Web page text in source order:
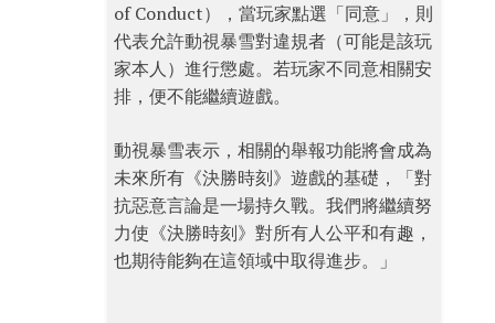
of Conduct），當玩家點選「同意」，則
代表允許動視暴雪對違規者（可能是該玩
家本人）進行懲處。若玩家不同意相關安
排，便不能繼續遊戲。
動視暴雪表示，相關的舉報功能將會成為
未來所有《決勝時刻》遊戲的基礎，「對
抗惡意言論是一場持久戰。我們將繼續努
力使《決勝時刻》對所有人公平和有趣，
也期待能夠在這領域中取得進步。」